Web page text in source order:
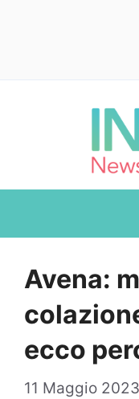
Avena:
ecco
11 Maggio 2023